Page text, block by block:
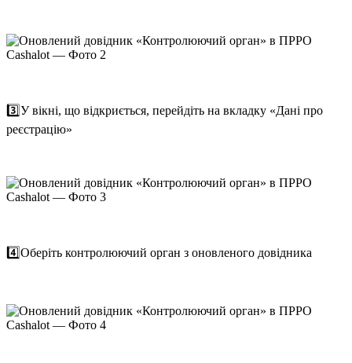
3️⃣У вікні, що відкриється, перейдіть на вкладку «Дані про
реєстрацію»
4️⃣Оберіть контролюючий орган з оновленого довідника